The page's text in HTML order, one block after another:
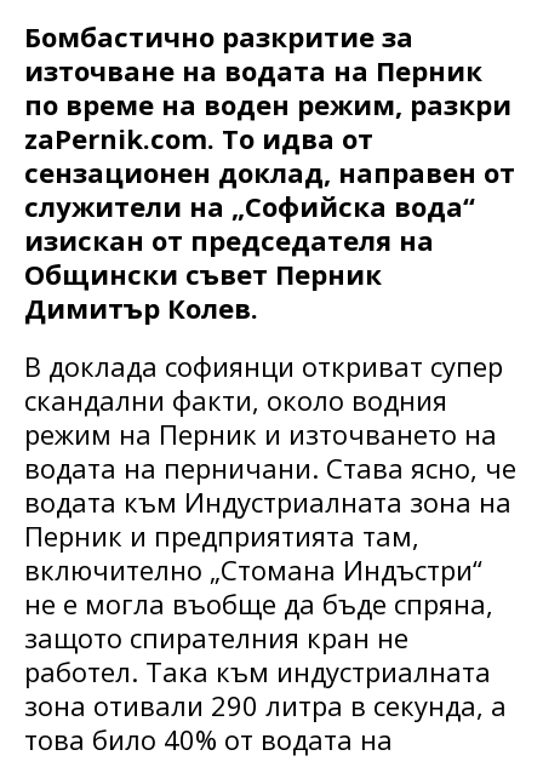
Бомбастично разкритие за
източване на водата на Перник
по време на воден режим, разкри
zaPernik.com. То идва от
сензационен доклад, направен от
служители на „Софийска вода“
изискан от председателя на
Общински съвет Перник
Димитър Колев.
В доклада софиянци откриват супер
скандални факти, около водния
режим на Перник и източването на
водата на перничани. Става ясно, че
водата към Индустриалната зона на
Перник и предприятията там,
включително „Стомана Индъстри“
не е могла въобще да бъде спряна,
защото спирателния кран не
работел. Така към индустриалната
зона отивали 290 литра в секунда, а
това било 40% от водата на